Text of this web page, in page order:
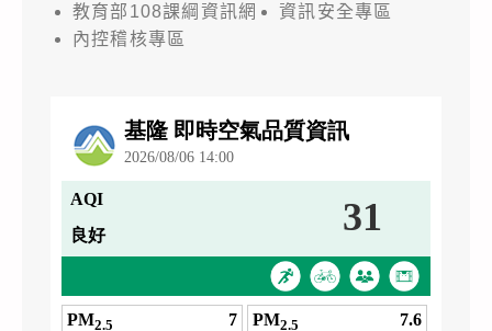
教育部108課綱資訊網
資訊安全專區
內控稽核專區